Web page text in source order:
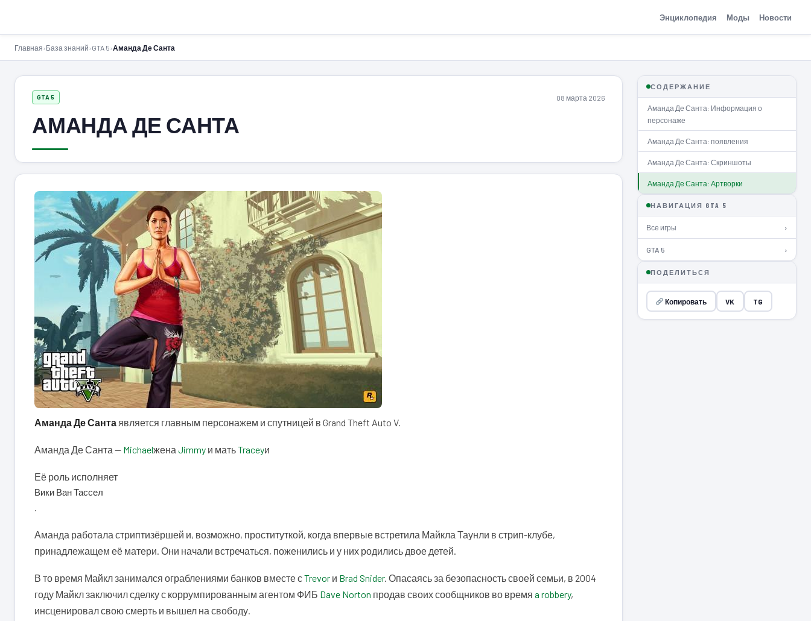
Энциклопедия Моды Новости
Главная›База знаний›GTA 5›Аманда Де Санта
GTA 5 08 марта 2026
АМАНДА ДЕ САНТА
Аманда Де Санта является главным персонажем и спутницей в Grand Theft Auto V.
Аманда Де Санта — Michaelжена Jimmy и матьTraceyи
Её роль исполняет
Вики Ван Тассел
.
Аманда работала стриптизёршей и, возможно, проституткой, когда впервые встретила Майкла Таунли в стрип-клубе,
принадлежащем её матери. Они начали встречаться, поженились и у них родились двое детей.
В то время Майкл занимался ограблениями банков вместе сTrevor и Brad Snider. Опасаясь за безопасность своей семьи, в 2004
году Майкл заключил сделку с коррумпированным агентом ФИБ Dave Norton продав своих сообщников во время a robbery,
инсценировал свою смерть и вышел на свободу.
СОДЕРЖАНИЕ
Аманда Де Санта: Информация о
персонаже
Аманда Де Санта: появления
Аманда Де Санта: Скриншоты
Аманда Де Санта: Артворки
НАВИГАЦИЯ GTA 5
Все игры ›
GTA 5 ›
ПОДЕЛИТЬСЯ
Копировать VK TG